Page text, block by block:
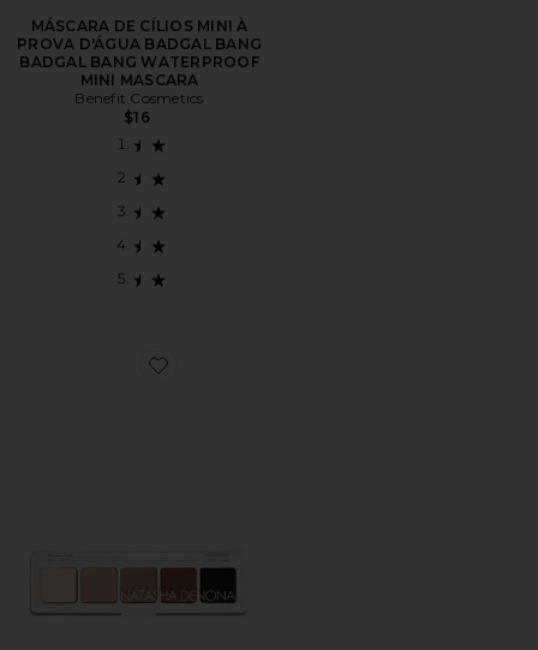
MÁSCARA DE CÍLIOS MINI À
PROVA D'ÁGUA BADGAL BANG
BADGAL BANG WATERPROOF
MINI MASCARA
Benefit Cosmetics
$16
Favorite PALETA DE SOMBRAS MINI EYE SCULPT